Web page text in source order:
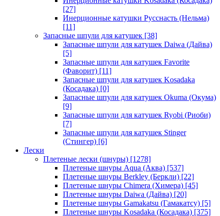
[27]
Инерционные катушки Русснасть (Нельма)
[11]
Запасные шпули для катушек [38]
Запасные шпули для катушек Daiwa (Дайва)
[5]
Запасные шпули для катушек Favorite
(Фаворит) [11]
Запасные шпули для катушек Kosadaka
(Косадака) [0]
Запасные шпули для катушек Okuma (Окума)
[9]
Запасные шпули для катушек Ryobi (Риоби)
[7]
Запасные шпули для катушек Stinger
(Стингер) [6]
Лески
Плетеные лески (шнуры) [1278]
Плетеные шнуры Aqua (Аква) [537]
Плетеные шнуры Berkley (Беркли) [22]
Плетеные шнуры Chimera (Химера) [45]
Плетеные шнуры Daiwa (Дайва) [20]
Плетеные шнуры Gamakatsu (Гамакатсу) [5]
Плетеные шнуры Kosadaka (Косадака) [375]